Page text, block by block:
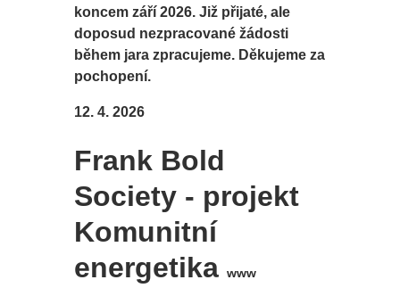
koncem září 2026. Již přijaté, ale
doposud nezpracované žádosti
během jara zpracujeme. Děkujeme za
pochopení.
12. 4. 2026
Frank Bold
Society - projekt
Komunitní
energetikawww